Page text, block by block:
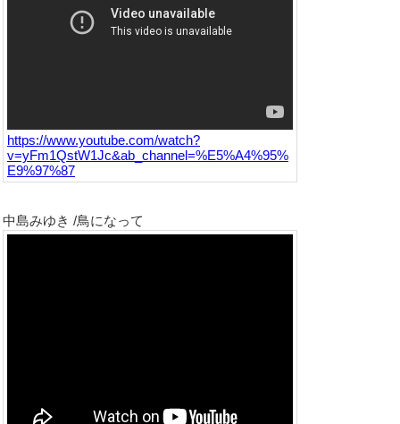
https://www.youtube.com/watch?
v=yFm1QstW1Jc&ab_channel=%E5%A4%95%
E9%97%87
中島みゆき /鳥になって